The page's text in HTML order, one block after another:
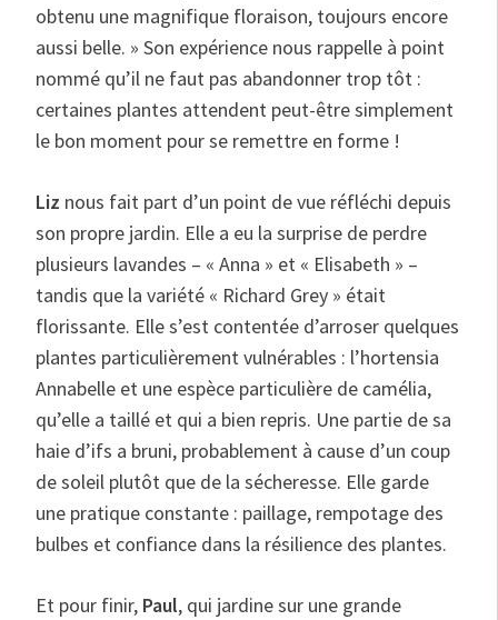
obtenu une magnifique floraison, toujours encore
aussi belle. » Son expérience nous rappelle à point
nommé qu’il ne faut pas abandonner trop tôt :
certaines plantes attendent peut-être simplement
le bon moment pour se remettre en forme !
Liz nous fait part d’un point de vue réfléchi depuis
son propre jardin. Elle a eu la surprise de perdre
plusieurs lavandes – « Anna » et « Elisabeth » –
tandis que la variété « Richard Grey » était
florissante. Elle s’est contentée d’arroser quelques
plantes particulièrement vulnérables : l’hortensia
Annabelle et une espèce particulière de camélia,
qu’elle a taillé et qui a bien repris. Une partie de sa
haie d’ifs a bruni, probablement à cause d’un coup
de soleil plutôt que de la sécheresse. Elle garde
une pratique constante : paillage, rempotage des
bulbes et confiance dans la résilience des plantes.
Et pour finir, Paul, qui jardine sur une grande